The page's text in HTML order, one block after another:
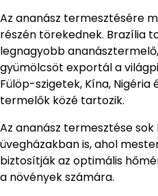
Az ananász termesztésére
részén törekednek. Brazília
legnagyobb
gyümölcsöt exportál a
Fülöp-szigetek, Kína,
termelők közé tartozik.
Az ananász termesztése
üvegházakban is, ahol
biztosítják az optimális
a növények számára.